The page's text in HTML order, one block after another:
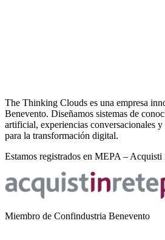
The Thinking Clouds es una empresa
Benevento. Diseñamos sistemas de
artificial, experiencias conversacionales y
para la transformación digital.
Estamos registrados en MEPA – Acquisti
Miembro de Confindustria Benevento